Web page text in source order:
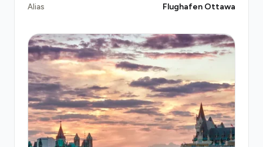
vorgebuchte private Fahrt entscheidende Vorteile.
Das offizielle Taxi-Rangierfeld vor dem Terminal
hat regelmäßig lange Warteschlangen, besonders
während Stoßzeiten; Taxifahrten kosten etwa CAD
38–42 mit unvorhersehbaren Wartezeiten.
Rideshare-Dienstewie Uber und Lyft sind app-
gesteuert und können Surge-Preise aufweisen. Der
öffentliche Bus Route 97 kostet nur CAD 3,75,
Alias Flughafen Ottawa